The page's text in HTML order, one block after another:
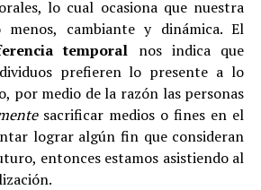
lo cual ocasiona que nuestra
menos, cambiante y dinámica. El
temporal nos indica que
prefieren lo presente a lo
por medio de la razón las personas
sacrificar medios o fines en el
lograr algún fin que consideran
entonces estamos asistiendo al